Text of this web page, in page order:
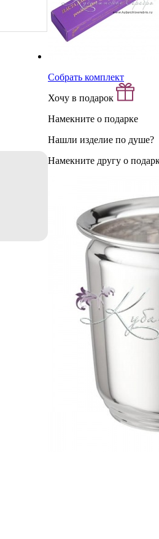
Собрать комплект
Хочу в подарок
Намекните о подарке
Нашли изделие по душе?
Намекните другу о